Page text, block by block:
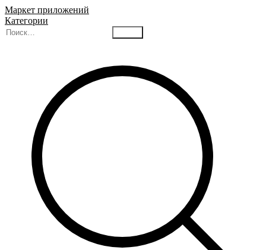
Маркет приложений
Категории